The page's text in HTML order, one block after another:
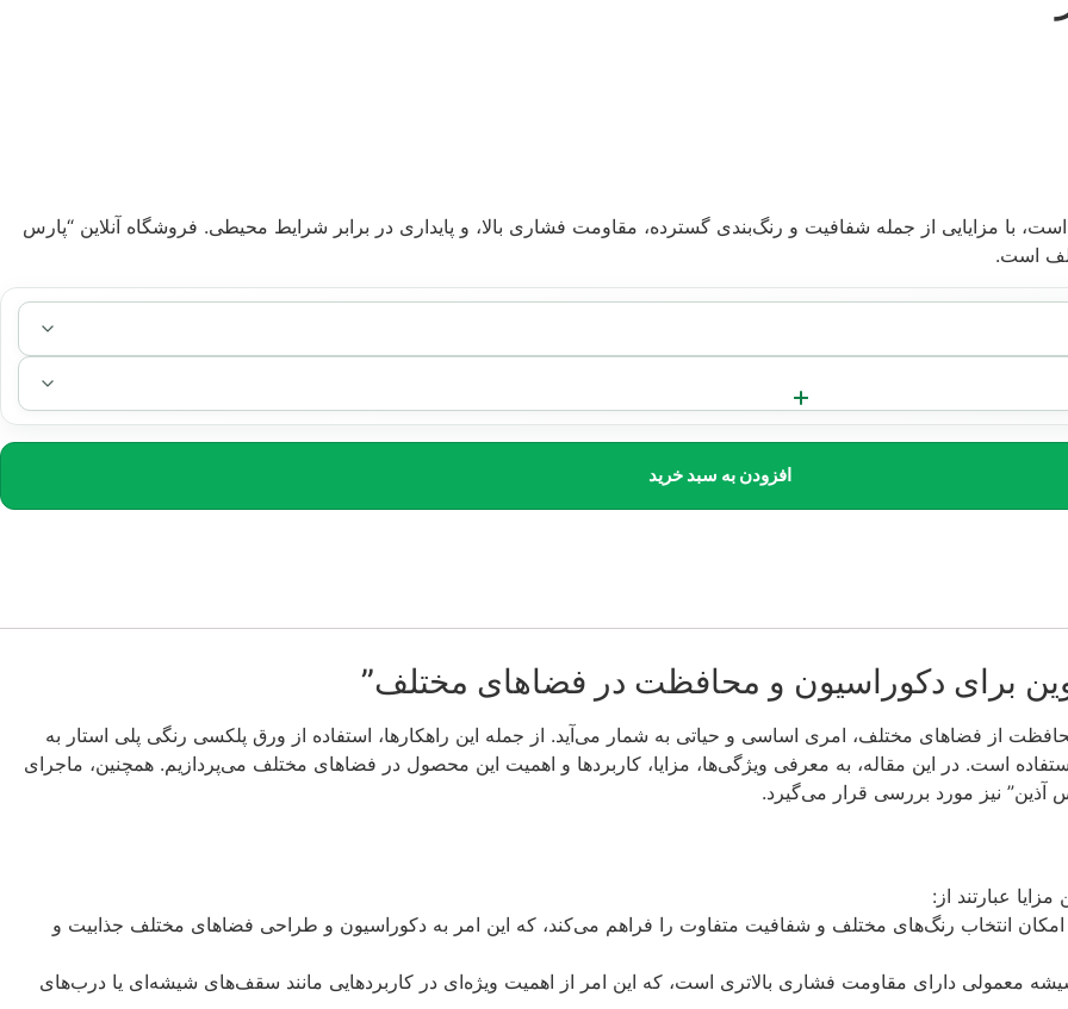
با مزایایی از جمله شفافیت و رنگ‌بندی گسترده، مقاومت فشاری بالا، و پایداری در برابر شرایط محیطی. فروشگاه آنلاین “پارس
است.
افزودن به سبد خرید
برای دکوراسیون و محافظت در فضاهای مختلف”
از فضاهای مختلف، امری اساسی و حیاتی به شمار می‌آید. از جمله این راهکارها، استفاده از ورق پلکسی رنگی پلی استار به
است. در این مقاله، به معرفی ویژگی‌ها، مزایا، کاربردها و اهمیت این محصول در فضاهای مختلف می‌پردازیم. همچنین، ماجرای
آذین” نیز مورد بررسی قرار می‌گیرد.
عبارتند از:
انتخاب رنگ‌های مختلف و شفافیت متفاوت را فراهم می‌کند، که این امر به دکوراسیون و طراحی فضاهای مختلف جذابیت و
معمولی دارای مقاومت فشاری بالاتری است، که این امر از اهمیت ویژه‌ای در کاربردهایی مانند سقف‌های شیشه‌ای یا درب‌های